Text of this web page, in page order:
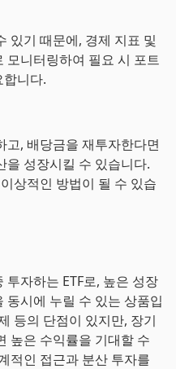
있기 때문에, 경제 지표 및
모니터링하여 필요 시 포트
니다.
, 배당금을 재투자한다면
을 성장시킬 수 있습니다.
상적인 방법이 될 수 있습
자하는 ETF로, 높은 성장
동시에 누릴 수 있는 상품입
등의 단점이 있지만, 장기
높은 수익률을 기대할 수
적인 접근과 분산 투자를